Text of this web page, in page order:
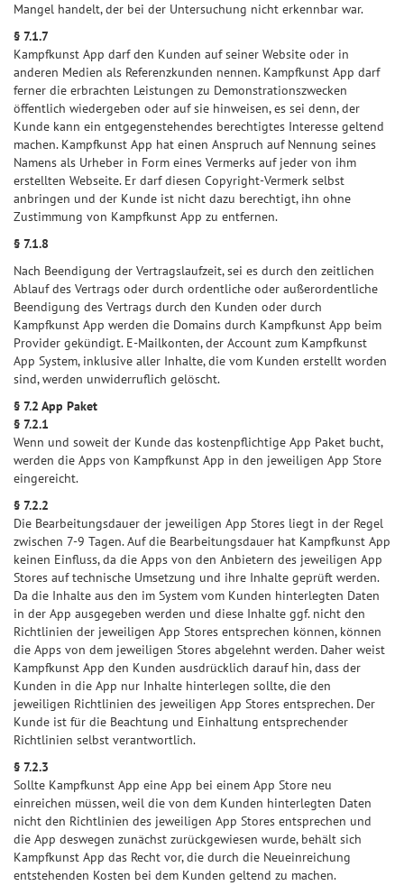
Mangel handelt, der bei der Untersuchung nicht erkennbar war.
§ 7.1.7
Kampfkunst App darf den Kunden auf seiner Website oder in
anderen Medien als Referenzkunden nennen. Kampfkunst App darf
ferner die erbrachten Leistungen zu Demonstrationszwecken
öffentlich wiedergeben oder auf sie hinweisen, es sei denn, der
Kunde kann ein entgegenstehendes berechtigtes Interesse geltend
machen. Kampfkunst App hat einen Anspruch auf Nennung seines
Namens als Urheber in Form eines Vermerks auf jeder von ihm
erstellten Webseite. Er darf diesen Copyright-Vermerk selbst
anbringen und der Kunde ist nicht dazu berechtigt, ihn ohne
Zustimmung von Kampfkunst App zu entfernen.
§ 7.1.8
Nach Beendigung der Vertragslaufzeit, sei es durch den zeitlichen
Ablauf des Vertrags oder durch ordentliche oder außerordentliche
Beendigung des Vertrags durch den Kunden oder durch
Kampfkunst App werden die Domains durch Kampfkunst App beim
Provider gekündigt. E-Mailkonten, der Account zum Kampfkunst
App System, inklusive aller Inhalte, die vom Kunden erstellt worden
sind, werden unwiderruflich gelöscht.
§ 7.2 App Paket
§ 7.2.1
Wenn und soweit der Kunde das kostenpflichtige App Paket bucht,
werden die Apps von Kampfkunst App in den jeweiligen App Store
eingereicht.
§ 7.2.2
Die Bearbeitungsdauer der jeweiligen App Stores liegt in der Regel
zwischen 7-9 Tagen. Auf die Bearbeitungsdauer hat Kampfkunst App
keinen Einfluss, da die Apps von den Anbietern des jeweiligen App
Stores auf technische Umsetzung und ihre Inhalte geprüft werden.
Da die Inhalte aus den im System vom Kunden hinterlegten Daten
in der App ausgegeben werden und diese Inhalte ggf. nicht den
Richtlinien der jeweiligen App Stores entsprechen können, können
die Apps von dem jeweiligen Stores abgelehnt werden. Daher weist
Kampfkunst App den Kunden ausdrücklich darauf hin, dass der
Kunden in die App nur Inhalte hinterlegen sollte, die den
jeweiligen Richtlinien des jeweiligen App Stores entsprechen. Der
Kunde ist für die Beachtung und Einhaltung entsprechender
Richtlinien selbst verantwortlich.
§ 7.2.3
Sollte Kampfkunst App eine App bei einem App Store neu
einreichen müssen, weil die von dem Kunden hinterlegten Daten
nicht den Richtlinien des jeweiligen App Stores entsprechen und
die App deswegen zunächst zurückgewiesen wurde, behält sich
Kampfkunst App das Recht vor, die durch die Neueinreichung
entstehenden Kosten bei dem Kunden geltend zu machen.